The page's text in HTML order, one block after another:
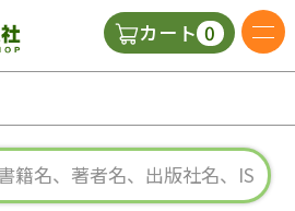
カート 0
視聴覚・補助教材